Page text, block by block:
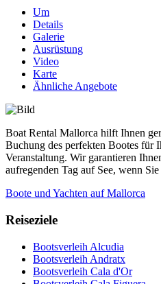
Um
Details
Galerie
Ausrüstung
Video
Karte
Ähnliche Angebote
Boat Rental Mallorca hilft Ihnen
Buchung des perfekten Bootes für
Veranstaltung. Wir garantieren
aufregenden Tag auf See, wenn
Boote und Yachten auf Mallorca
Reiseziele
Bootsverleih Alcudia
Bootsverleih Andratx
Bootsverleih Cala d'Or